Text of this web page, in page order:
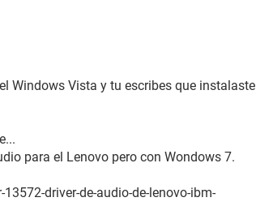
(COM8)
Chipset (Microsoft Corporation - WDDM
Intel 82801GB ICH7 - High Definition Audio
Windows Vista y tu escribes que instalaste
para el Lenovo pero con Wondows 7.
driver-de-audio-de-lenovo-ibm-